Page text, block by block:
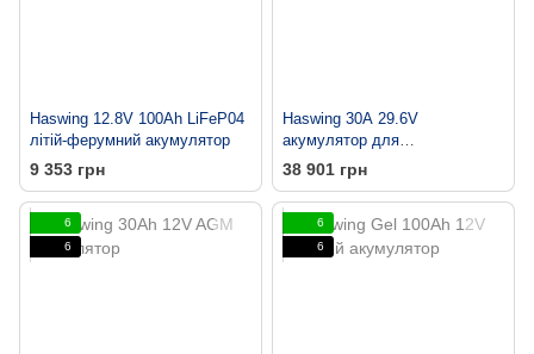
Haswing 12.8V 100Ah LiFeP04
літій-ферумний акумулятор
9 353 грн
Haswing 30А 29.6V
акумулятор для
електромотора Haswing Ultima
38 901 грн
6
6
6
6